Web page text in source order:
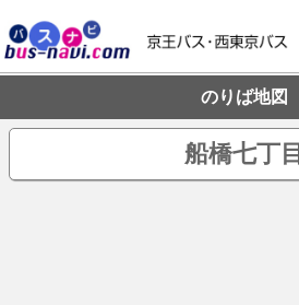
のりば地図
船橋七丁目